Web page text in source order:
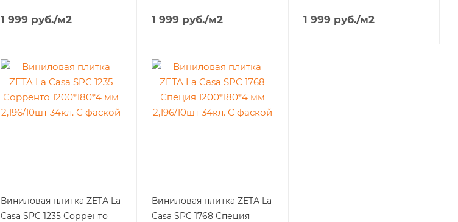
1 999 руб./м2 1 999 руб./м2 1 999 руб./м2
Виниловая плитка ZETA La
Casa SPC 1235 Сорренто
Виниловая плитка ZETA La
Casa SPC 1768 Специя